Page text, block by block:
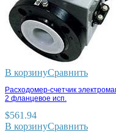
В корзинуСравнить
Расходомер-счетчик
2 фланцевое исп.
$561.94
В корзинуСравнить